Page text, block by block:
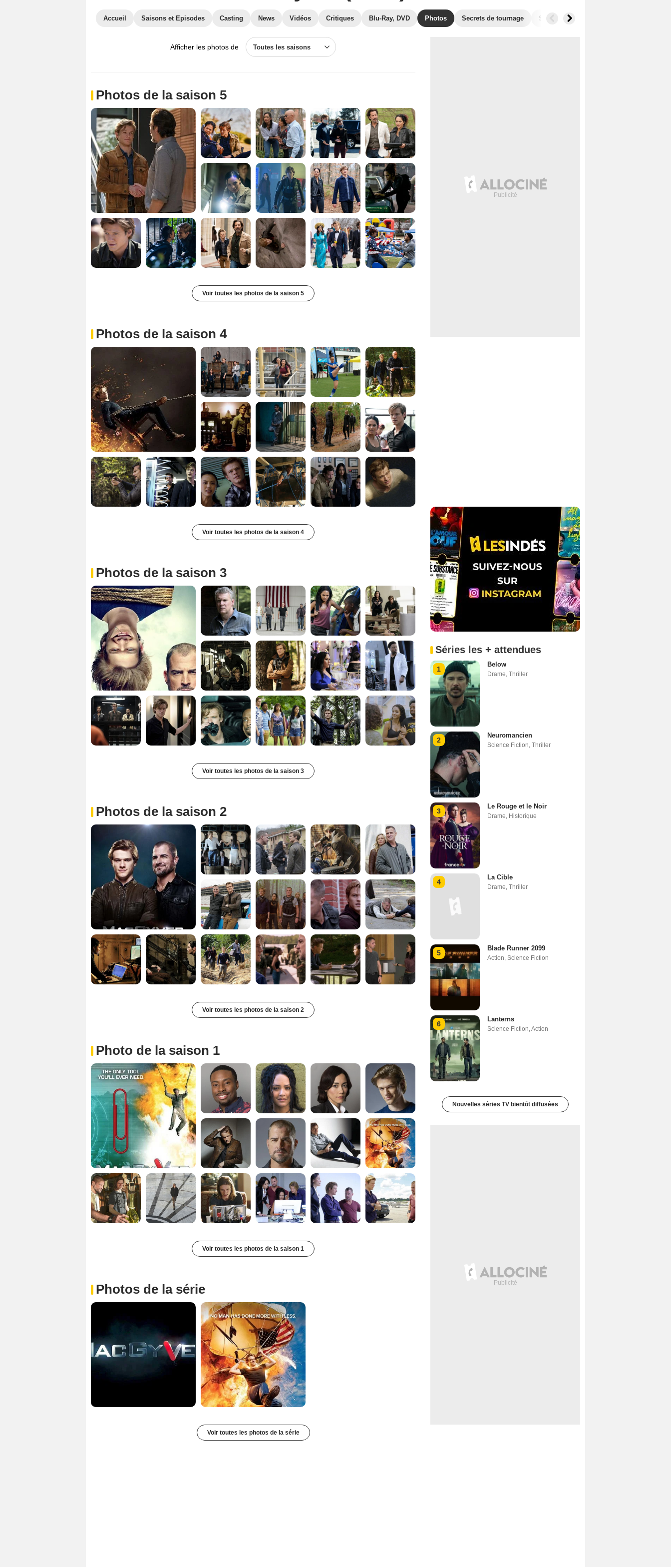
Accueil Saisons et Episodes Casting News Vidéos Critiques Blu-Ray, DVD Photos Secrets de tournage Séries similaires
Afficher les photos de Toutes les saisons
Photos de la saison 5
Voir toutes les photos de la saison 5
Photos de la saison 4
Voir toutes les photos de la saison 4
Photos de la saison 3
Voir toutes les photos de la saison 3
Photos de la saison 2
Voir toutes les photos de la saison 2
Photo de la saison 1
Voir toutes les photos de la saison 1
Photos de la série
Voir toutes les photos de la série
Séries les + attendues
1
Below
Drame, Thriller
2
Neuromancien
Science Fiction, Thriller
3
Le Rouge et le Noir
Drame, Historique
4
La Cible
Drame, Thriller
5
Blade Runner 2099
Action, Science Fiction
6
Lanterns
Science Fiction,Action
Nouvelles séries TV bientôt diffusées